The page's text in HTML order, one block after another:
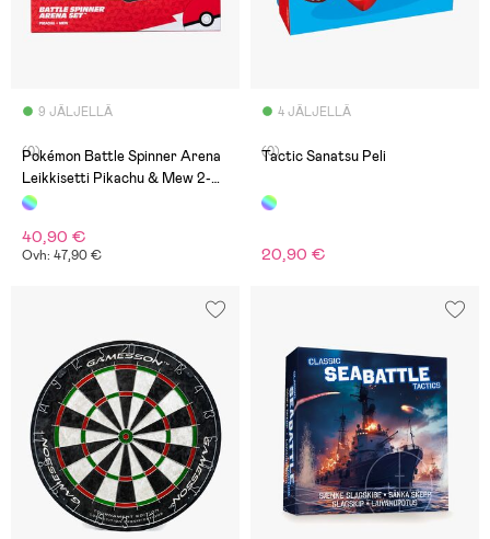
9 JÄLJELLÄ
(0)
Pokémon Battle Spinner Arena
Leikkisetti Pikachu & Mew 2-
pack
40,90 €
Ovh: 47,90 €
4 JÄLJELLÄ
(0)
Tactic Sanatsu Peli
20,90 €